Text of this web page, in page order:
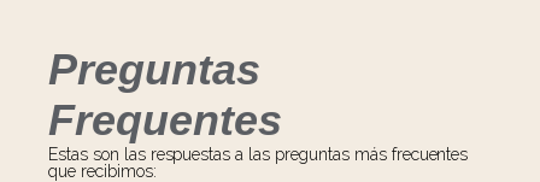
Preguntas
Frequentes
Estas son las respuestas a las preguntas más frecuentes
que recibimos: